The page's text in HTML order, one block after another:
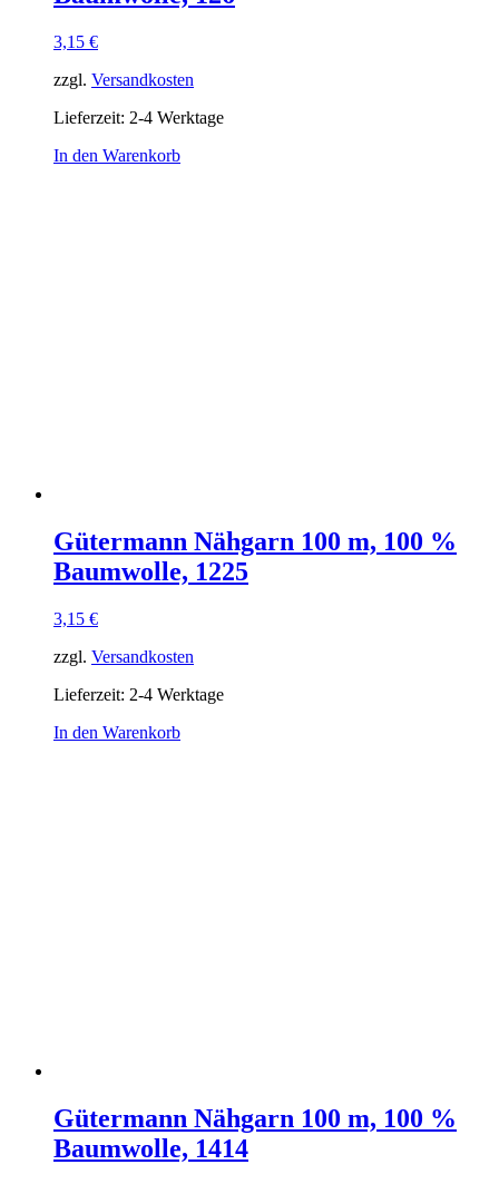
3,15 €
zzgl. Versandkosten
Lieferzeit: 2-4 Werktage
In den Warenkorb
Gütermann Nähgarn 100 m, 100 %
Baumwolle, 1225
3,15 €
zzgl. Versandkosten
Lieferzeit: 2-4 Werktage
In den Warenkorb
Gütermann Nähgarn 100 m, 100 %
Baumwolle, 1414